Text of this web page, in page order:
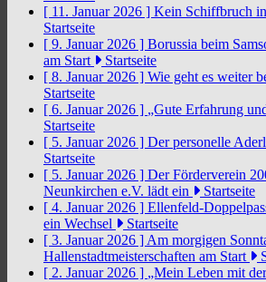
[ 11. Januar 2026 ] Kein Schiffbruch
Startseite
[ 9. Januar 2026 ] Borussia beim
am Start
Startseite
[ 8. Januar 2026 ] Wie geht es weiter
Startseite
[ 6. Januar 2026 ] „Gute Erfahrung
Startseite
[ 5. Januar 2026 ] Der personelle
Startseite
[ 5. Januar 2026 ] Der Förderverein
Neunkirchen e.V. lädt ein
Startseite
[ 4. Januar 2026 ] Ellenfeld-
ein Wechsel
Startseite
[ 3. Januar 2026 ] Am morgigen
Hallenstadtmeisterschaften am Start
[ 2. Januar 2026 ] „Mein Leben mit